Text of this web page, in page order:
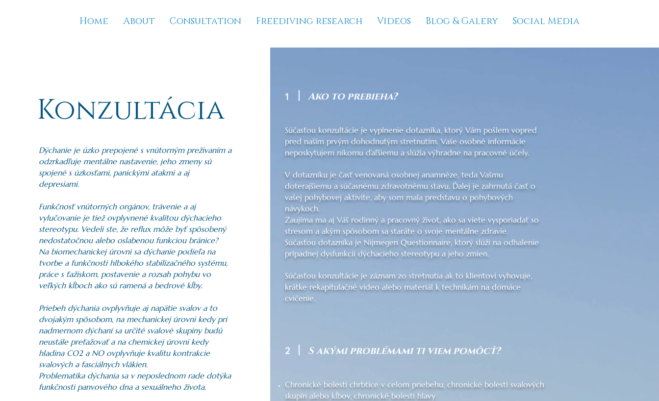
Home About Consultation Freediving research Videos Blog & Galery Social Media
Konzultácia
Dýchanie je úzko prepojené s vnútorným preživaním a
odzrkadľuje mentálne nastavenie, jeho zmeny sú
spojené s úzkosťami, panickými atakmi a aj
depresiami.
Funkčnosť vnútorných orgánov, trávenie a aj
vylučovanie je tiež ovplyvnené kvalitou dýchacieho
stereotypu. Vedeli ste, že reflux môže byť spôsobený
nedostatočnou alebo oslabenou funkciou bránice?
Na biomechanickej úrovni sa dýchanie podieľa na
tvorbe a funkčnosti hlbokého stabilizačného systému,
práce s ťažiskom, postavenie a rozsah pohybu vo
veľkých kĺboch ako sú ramená a bedrové kĺby.
Priebeh dýchania ovplyvňuje aj napätie svalov a to
dvojakým spôsobom, na mechanickej úrovni kedy pri
nadmernom dýchaní sa určité svalové skupiny budú
neustále preťažovať a na chemickej úrovni kedy
hladina CO2 a NO ovplyvňuje kvalitu kontrakcie
svalových a fasciálnych vlákien.
Problematika dýchania sa v neposlednom rade dotýka
funkčnosti panvového dna a sexuálneho života.
1 Ako to prebieha?
Súčasťou konzultácie je vyplnenie dotazníka, ktorý Vám pošlem vopred
pred naším prvým dohodnutým stretnutím. Vaše osobné informácie
neposkytujem nikomu ďaľšiemu a slúžia výhradne na pracovné účely.
V dotazníku je časť venovaná osobnej anamnéze, teda Vašmu
doterajšiemu a súčasnému zdravotnému stavu. Ďalej je zahrnutá časť o
vašej pohybovej aktivite, aby som mala predstavu o pohybových
návykoch.
Zaujíma ma aj Váš rodinný a pracovný život, ako sa viete vysporiadať so
stresom a akým spôsobom sa staráte o svoje mentálne zdravie.
Súčasťou dotazníka je Nijmegen Questionnaire, ktorý slúži na odhalenie
prípadnej dysfunkcii dýchacieho stereotypu a jeho zmien.
Súčasťou konzultácie je záznam zo stretnutia ak to klientovi vyhovuje,
krátke rekapitulačné video alebo materiál k technikám na domáce
cvičenie.
2 S akými problémami ti viem pomôcť?
Chronické bolesti chrbtice v celom priebehu, chronické bolesti svalových
skupín alebo kĺbov, chronické bolesti hlavy